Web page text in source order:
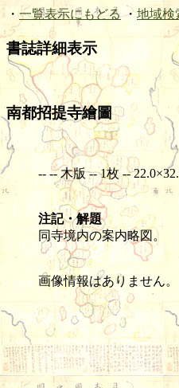
・ 一覧表示にもどる ・ 地域検
書誌詳細表示
南都招提寺繪圖
-- -- 木版 -- 1枚 --
注記・解題
同寺境内の案内略図。
画像情報はありません。